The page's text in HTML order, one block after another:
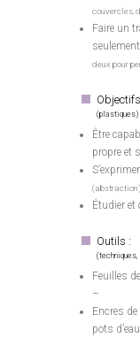
couvercles,
Faire un
deux pour
(plastiques)
Être
propre et
(abstraction).
Étudier et
Outils :
(techniques,
Feuilles
–
Encres
pots